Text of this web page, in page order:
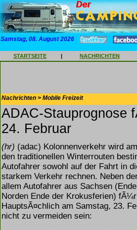
Samstag, 08. August 2026
STARTSEITE | NACHRICHTEN
Nachrichten > Mobile Freizeit
ADAC-Stauprognose
24. Februar
(hr) (adac) Kolonnenverkehr wird
den traditionellen Winterrouten
Autofahrer sowohl auf der Fahrt in
starkem Verkehr rechnen. Neben
allem Autofahrer aus Sachsen
Norden Ende der Krokusferien)
HauptsÃ¤chlich am Samstag, 23.
nicht zu vermeiden sein: